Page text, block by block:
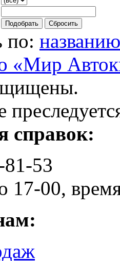
по: названию
«Мир
справок:
53
17-00,